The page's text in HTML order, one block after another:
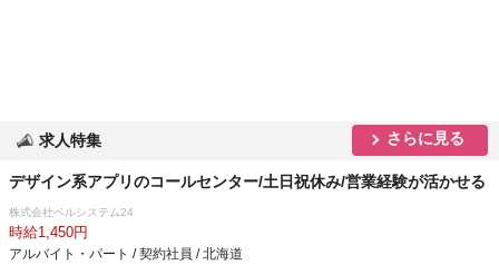
求人特集 さらに見る
デザイン系アプリのコールセンター/土日祝休み/営業経験が活かせる
株式会社ベルシステム24
時給1,450円
アルバイト・パート / 契約社員 / 北海道